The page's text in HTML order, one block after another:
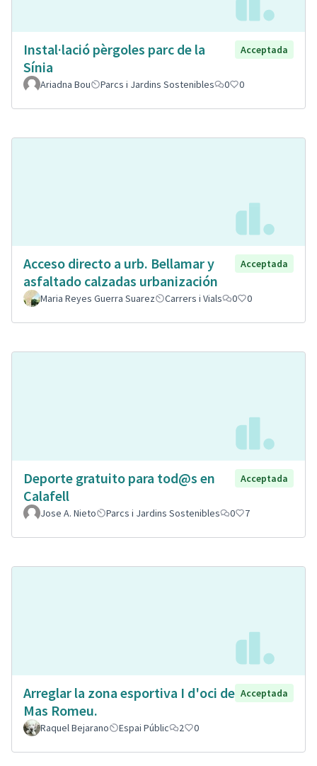
Instal·lació pèrgoles parc de la
Sínia
Acceptada
Ariadna Bou Parcs i Jardins Sostenibles 0 0
Acceso directo a urb. Bellamar y
asfaltado calzadas urbanización
Acceptada
Maria Reyes Guerra Suarez Carrers i Vials 0 0
Deporte gratuito para tod@s en
Calafell
Acceptada
Jose A. Nieto Parcs i Jardins Sostenibles 0 7
Arreglar la zona esportiva I d'oci de
Mas Romeu.
Acceptada
Raquel Bejarano Espai Públic 2 0